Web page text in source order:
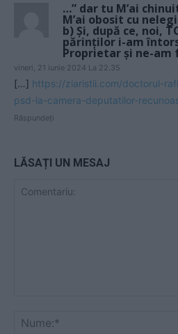
…” dar tu M’ai
M’ai obosit cu
b) Şi, după ce, noi,
părinţilor i-am
Proprietar şi ne-
vineri, 21 iunie 2024 La 22.35
[…] https://ziaristii.com/doctorul-
psd-la-camera-deputatilor-
Răspundeți
LĂSAȚI UN MESAJ